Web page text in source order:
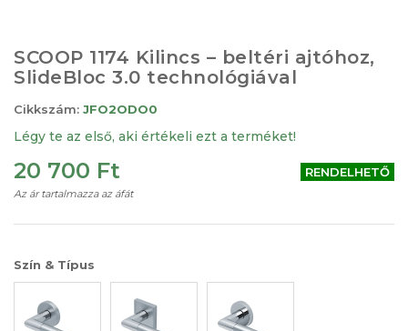
SCOOP 1174 Kilincs – beltéri ajtóhoz,
SlideBloc 3.0 technológiával
Cikkszám: JFO2ODO0
Légy te az első, aki értékeli ezt a terméket!
20 700 Ft
Az ár tartalmazza az áfát
RENDELHETŐ
Szín & Típus
elejére